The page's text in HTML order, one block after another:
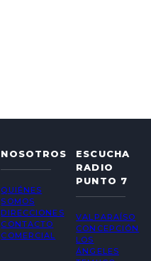
NOSOTROS
QUIÉNES
SOMOS
DIRECCIONES
CONTACTO
COMERCIAL
ESCUCHA
RADIO
PUNTO 7
VALPARAÍSO
CONCEPCIÓN
LOS
ÁNGELES